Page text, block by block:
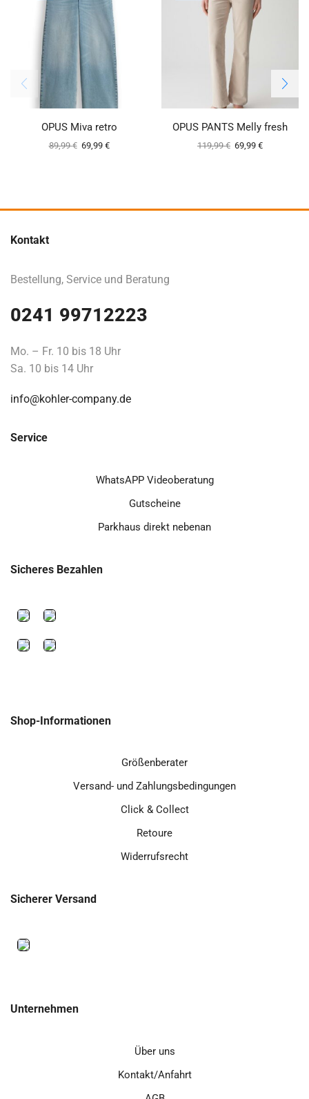
OPUS Miva retro
89,99€ 69,99 €
OPUS PANTS Melly fresh
119,99€ 69,99 €
Kontakt
Bestellung, Service und Beratung
0241 99712223
Mo. – Fr. 10 bis 18 Uhr
Sa. 10 bis 14 Uhr
info@kohler-company.de
Service
WhatsAPP Videoberatung
Gutscheine
Parkhaus direkt nebenan
Sicheres Bezahlen
Shop-Informationen
Größenberater
Versand- und Zahlungsbedingungen
Click & Collect
Retoure
Widerrufsrecht
Sicherer Versand
Unternehmen
Über uns
Kontakt/Anfahrt